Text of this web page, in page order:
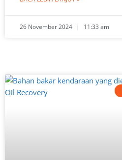
26 November 2024 11:33 am